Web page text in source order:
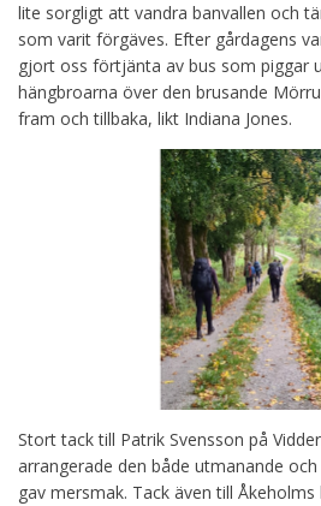
lite sorgligt att vandra banvallen och
som varit förgäves. Efter gårdagens
gjort oss förtjänta av bus som piggar
hängbroarna över den brusande
fram och tillbaka, likt Indiana Jones.
Stort tack till Patrik Svensson på
arrangerade den både utmanande
gav mersmak. Tack även till